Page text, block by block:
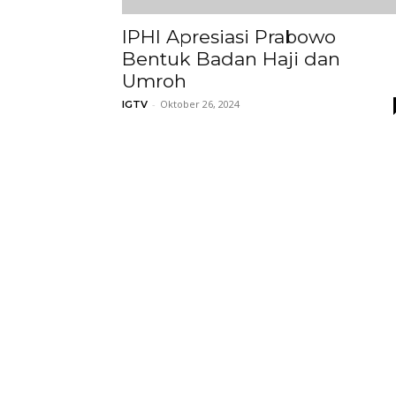
IPHI Apresiasi Prabowo
Bentuk Badan Haji dan
Umroh
IGTV - Oktober 26, 2024